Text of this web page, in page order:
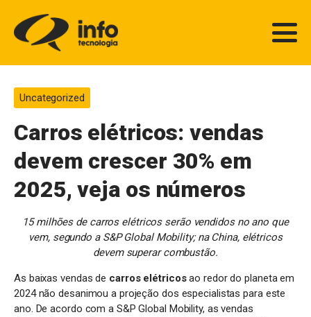
Uncategorized
Carros elétricos: vendas
devem crescer 30% em
2025, veja os números
15 milhões de carros elétricos serão vendidos no ano que
vem, segundo a S&P Global Mobility; na China, elétricos
devem superar combustão.
As baixas vendas de carros elétricosao redor do planeta em
2024 não desanimou a projeção dos especialistas para este
ano. De acordo com a S&P Global Mobility, as vendas